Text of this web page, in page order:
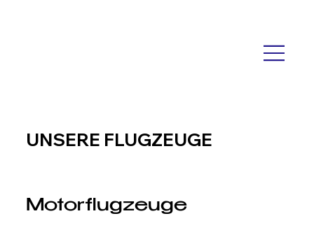
UNSERE FLUGZEUGE
Motorflugzeuge